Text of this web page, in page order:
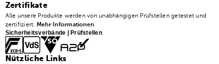
Zertifikate
Alle unsere Produkte werden von unabhängigen Prüfstellen getestet und
zertifiziert. Mehr Informationen
Sicherheitsverbände | Prüfstellen
Nützliche Links